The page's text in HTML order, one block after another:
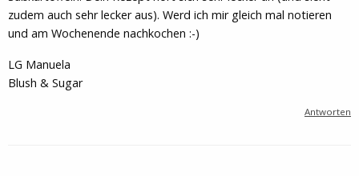
zudem auch sehr lecker aus). Werd ich mir gleich mal notieren
und am Wochenende nachkochen :-)
LG Manuela
Blush & Sugar
Antworten